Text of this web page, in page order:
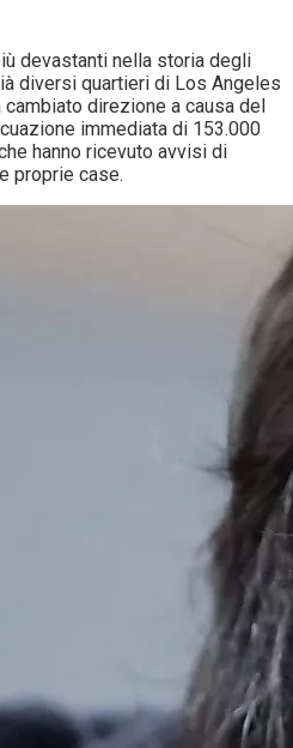
devastanti nella storia degli
diversi quartieri di Los Angeles
direzione a causa del
immediata di 153.000
hanno ricevuto avvisi di
proprie case.